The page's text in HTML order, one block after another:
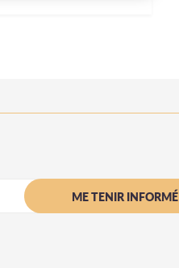
ME TENIR INFORMÉ